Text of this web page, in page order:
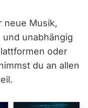
neue Musik,
unabhängig
oder
du an allen